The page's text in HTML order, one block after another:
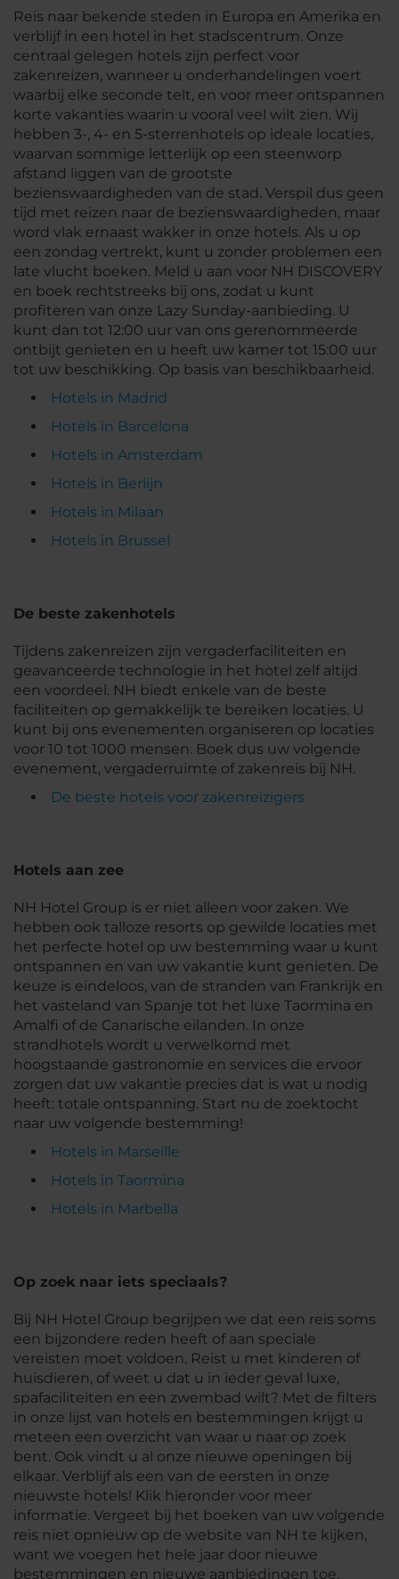
Reis naar bekende steden in Europa en Amerika en
verblijf in een hotel in het stadscentrum. Onze
centraal gelegen hotels zijn perfect voor
zakenreizen, wanneer u onderhandelingen voert
waarbij elke seconde telt, en voor meer ontspannen
korte vakanties waarin u vooral veel wilt zien. Wij
hebben 3-, 4- en 5-sterrenhotels op ideale locaties,
waarvan sommige letterlijk op een steenworp
afstand liggen van de grootste
bezienswaardigheden van de stad. Verspil dus geen
tijd met reizen naar de bezienswaardigheden, maar
word vlak ernaast wakker in onze hotels. Als u op
een zondag vertrekt, kunt u zonder problemen een
late vlucht boeken. Meld u aan voor NH DISCOVERY
en boek rechtstreeks bij ons, zodat u kunt
profiteren van onze Lazy Sunday-aanbieding. U
kunt dan tot 12:00 uur van ons gerenommeerde
ontbijt genieten en u heeft uw kamer tot 15:00 uur
tot uw beschikking. Op basis van beschikbaarheid.
Hotels in Madrid
Hotels in Barcelona
Hotels in Amsterdam
Hotels in Berlijn
Hotels in Milaan
Hotels in Brussel
De beste zakenhotels
Tijdens zakenreizen zijn vergaderfaciliteiten en
geavanceerde technologie in het hotel zelf altijd
een voordeel. NH biedt enkele van de beste
faciliteiten op gemakkelijk te bereiken locaties. U
kunt bij ons evenementen organiseren op locaties
voor 10 tot 1000 mensen. Boek dus uw volgende
evenement, vergaderruimte of zakenreis bij NH.
De beste hotels voor zakenreizigers
Hotels aan zee
NH Hotel Group is er niet alleen voor zaken. We
hebben ook talloze resorts op gewilde locaties met
het perfecte hotel op uw bestemming waar u kunt
ontspannen en van uw vakantie kunt genieten. De
keuze is eindeloos, van de stranden van Frankrijk en
het vasteland van Spanje tot het luxe Taormina en
Amalfi of de Canarische eilanden. In onze
strandhotels wordt u verwelkomd met
hoogstaande gastronomie en services die ervoor
zorgen dat uw vakantie precies dat is wat u nodig
heeft: totale ontspanning. Start nu de zoektocht
naar uw volgende bestemming!
Hotels in Marseille
Hotels in Taormina
Hotels in Marbella
Op zoek naar iets speciaals?
Bij NH Hotel Group begrijpen we dat een reis soms
een bijzondere reden heeft of aan speciale
vereisten moet voldoen. Reist u met kinderen of
huisdieren, of weet u dat u in ieder geval luxe,
spafaciliteiten en een zwembad wilt? Met de filters
in onze lijst van hotels en bestemmingen krijgt u
meteen een overzicht van waar u naar op zoek
bent. Ook vindt u al onze nieuwe openingen bij
elkaar. Verblijf als een van de eersten in onze
nieuwste hotels! Klik hieronder voor meer
informatie. Vergeet bij het boeken van uw volgende
reis niet opnieuw op de website van NH te kijken,
want we voegen het hele jaar door nieuwe
bestemmingen en nieuwe aanbiedingen toe.